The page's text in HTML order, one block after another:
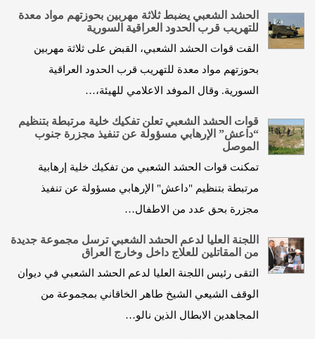
الحشد الشعبي يضبط ثلاثة مهربين بحوزتهم مواد معدة
للتهريب قرب الحدود العراقية السورية
القت قوات الحشد الشعبي، القبض على ثلاثة مهربين
بحوزتهم مواد معدة للتهريب قرب الحدود العراقية
السورية. وقال الموفد الاعلامي للهيئة،…
قوات الحشد الشعبي تعلن تفكيك خلية مرتبطة بتنظيم
“داعش” الإرهابي مسؤولة عن تنفيذ مجزرة جنوب
الموصل
تمكنت قوات الحشد الشعبي من تفكيك خلية إرهابية
مرتبطة بتنظيم "داعش" الإرهابي مسؤولة عن تنفيذ
مجزرة بحق عدد من الاطفال…
اللجنة العليا لدعم الحشد الشعبي ترسل مجموعة جديدة
من المقاتلين للعلاج داخل وخارج العراق
التقى رئيس اللجنة العليا لدعم الحشد الشعبي في ديوان
الوقف الشيعي الشيخ طاهر الخاقاني بمجموعة من
المجاهدين الابطال الذين نالو…